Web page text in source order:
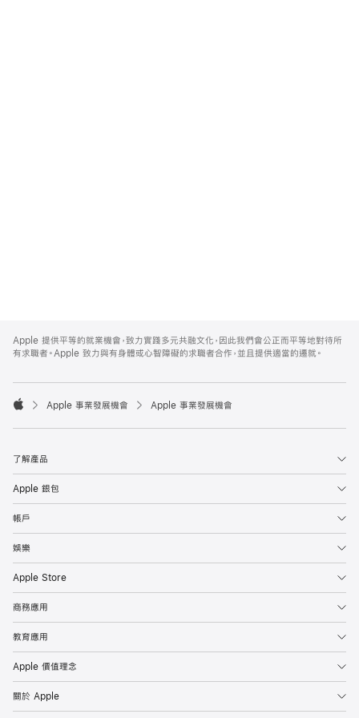
Footer
Apple 提供平等的就業機會，致力實踐多元共融文化，因此我們會公正而平等地對待所
有求職者。Apple 致力與有身體或心智障礙的求職者合作，並且提供適當的遷就。

Apple 事業發展機會 Apple 事業發展機會
了解產品
Apple 銀包
帳戶
娛樂
Apple Store
商務應用
教育應用
Apple 價值理念
關於 Apple